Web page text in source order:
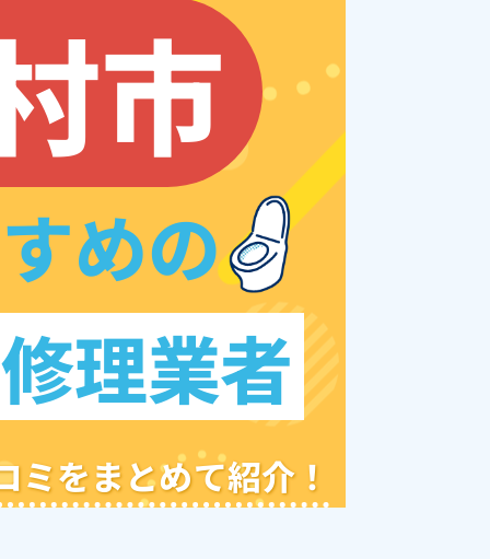
市
めの
理業者
をまとめて紹介！